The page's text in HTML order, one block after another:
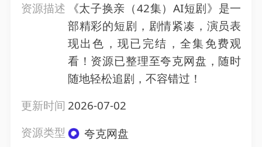
资源描述
《太子换亲（42集）AI短剧》是一
部精彩的短剧，剧情紧凑，演员表
现出色，现已完结，全集免费观
看！资源已整理至夸克网盘，随时
随地轻松追剧，不容错过！
更新时间 2026-07-02
资源类型
夸克网盘